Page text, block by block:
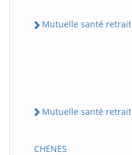
Mutuelle santé
Mutuelle santé
CHENES